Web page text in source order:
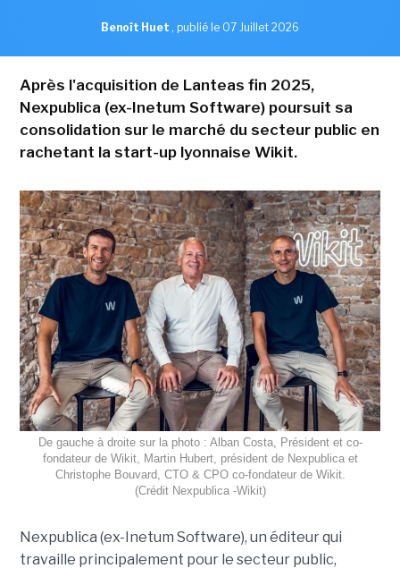
Benoît Huet , publié le 07 Juillet 2026
Après l'acquisition de Lanteas fin 2025,
Nexpublica (ex-Inetum Software) poursuit sa
consolidation sur le marché du secteur public en
rachetant la start-up lyonnaise Wikit.
De gauche à droite sur la photo : Alban Costa, Président et co-
fondateur de Wikit, Martin Hubert, président de Nexpublica et
Christophe Bouvard, CTO & CPO co-fondateur de Wikit.
(Crédit Nexpublica -Wikit)
Nexpublica (ex-Inetum Software), un éditeur qui
travaille principalement pour le secteur public,